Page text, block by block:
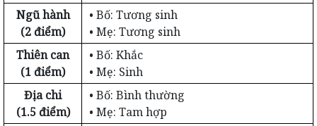
Ngũ hành
(2 điểm)
• Bố: Tương sinh
• Mẹ: Tương sinh
Thiên can
(1 điểm)
• Bố: Khắc
• Mẹ: Sinh
Địa chi
(1.5 điểm)
• Bố: Bình thường
• Mẹ: Tam hợp